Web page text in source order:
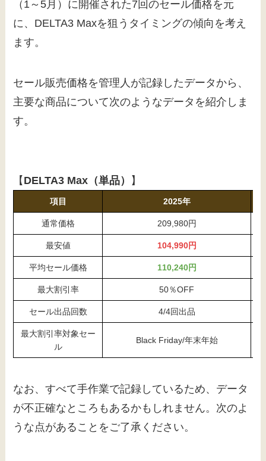
（1～5月）に開催された7回のセール価格を元
に、DELTA3 Maxを狙うタイミングの傾向を考え
ます。
セール販売価格を管理人が記録したデータから、
主要な商品について次のようなデータを紹介しま
す。
【 DELTA3 Max（単品） 】
項目 2025年
通常価格 209,980円
最安値 104,990円
平均セール価格 110,240円
最大割引率 50％OFF
セール出品回数 4/4回出品
最大割引率対象セー
ル
Black Friday/年末年始
なお、すべて手作業で記録しているため、データ
が不正確なところもあるかもしれません。次のよ
うな点があることをご了承ください。